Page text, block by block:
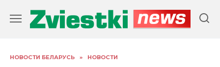
содержанию
НОВОСТИ БЕЛАРУСЬ » НОВОСТИ